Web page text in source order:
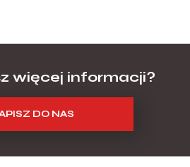
więcej informacji?
DO NAS